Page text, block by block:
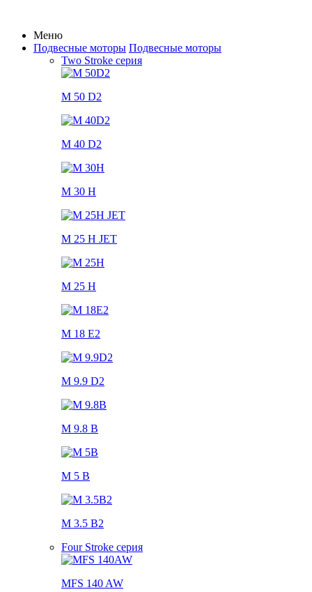
Меню
Подвесные моторы Подвесные моторы
Two Stroke серия
M 50 D2
M 40 D2
M 30 H
M 25 H JET
M 25 H
M 18 E2
M 9.9 D2
M 9.8 B
M 5 B
M 3.5 B2
Four Stroke серия
MFS 140 AW